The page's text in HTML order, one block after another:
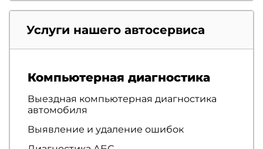
Услуги нашего автосервиса
Компьютерная диагностика
Выездная компьютерная диагностика
автомобиля
Выявление и удаление ошибок